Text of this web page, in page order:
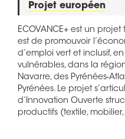
Projet européen
ECOVANCE+ est un
est de promouvoir
d’emploi vert et inclusif,
vulnérables, dans la
Navarre, des Pyrénées-
Pyrénées. Le projet
d’Innovation Ouverte
productifs (textile,